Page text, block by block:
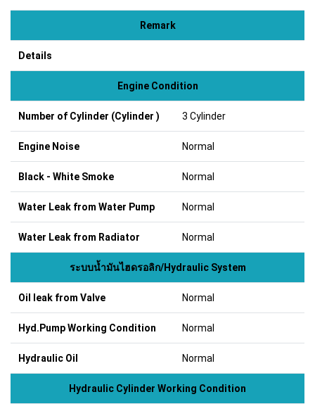
Remark
Details
Engine Condition
Number of Cylinder (Cylinder ) 3 Cylinder
Engine Noise Normal
Black - White Smoke Normal
Water Leak from Water Pump Normal
Water Leak from Radiator Normal
ระบบน้ำมันไฮดรอลิก/Hydraulic System
Oil leak from Valve Normal
Hyd.Pump Working Condition Normal
Hydraulic Oil Normal
Hydraulic Cylinder Working Condition